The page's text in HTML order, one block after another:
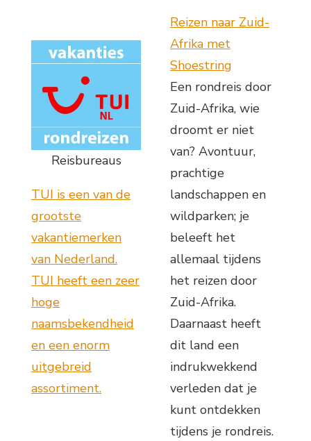
Reisbureaus
TUI is een van de
grootste
vakantiemerken
van Nederland.
TUI heeft een zeer
hoge
naamsbekendheid
en een enorm
uitgebreid
assortiment.
Reizen naar Zuid-
Afrika met
Shoestring
Een rondreis door
Zuid-Afrika, wie
droomt er niet
van? Avontuur,
prachtige
landschappen en
wildparken; je
beleeft het
allemaal tijdens
het reizen door
Zuid-Afrika.
Daarnaast heeft
dit land een
indrukwekkend
verleden dat je
kunt ontdekken
tijdens je rondreis.